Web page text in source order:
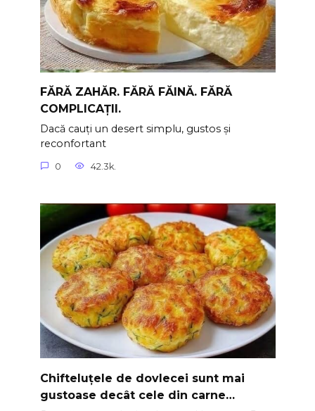
FĂRĂ ZAHĂR. FĂRĂ FĂINĂ. FĂRĂ
COMPLICAȚII.
Dacă cauți un desert simplu, gustos și
reconfortant
0 42.3k.
Chifteluțele de dovlecei sunt mai
gustoase decât cele din carne…